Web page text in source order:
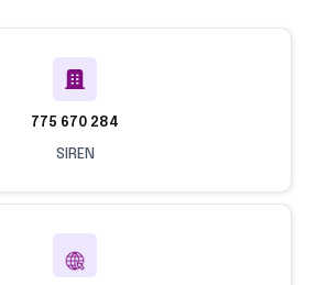
775 670 284
SIREN